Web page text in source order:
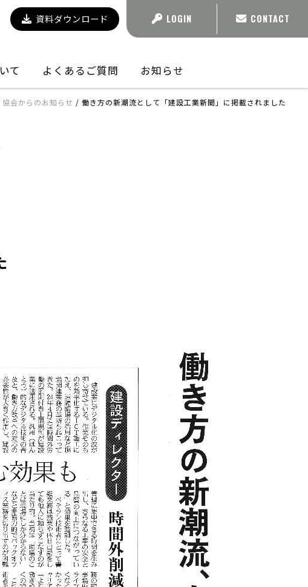
資料ダウンロード LOGIN CONTACT
て よくあるご質問 お知らせ
協会からのお知らせ / 働き方の新潮流として「建設工業新聞」に掲載されました